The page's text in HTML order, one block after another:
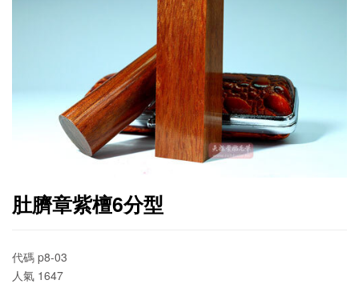
肚臍章紫檀6分型
代碼 p8-03
人氣 1647